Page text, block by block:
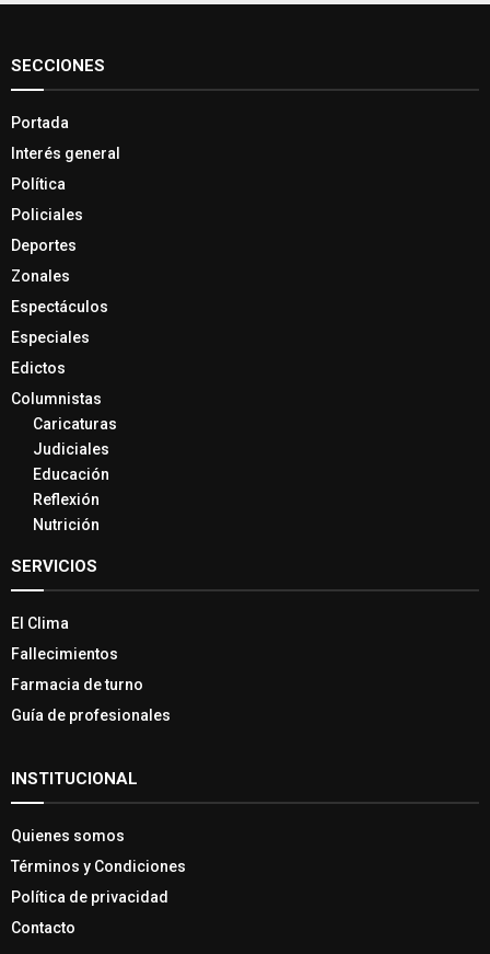
SECCIONES
Portada
Interés general
Política
Policiales
Deportes
Zonales
Espectáculos
Especiales
Edictos
Columnistas
Caricaturas
Judiciales
Educación
Reflexión
Nutrición
SERVICIOS
El Clima
Fallecimientos
Farmacia de turno
Guía de profesionales
INSTITUCIONAL
Quienes somos
Términos y Condiciones
Política de privacidad
Contacto